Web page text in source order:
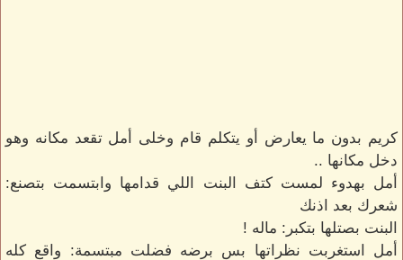
كريم بدون ما يعارض أو يتكلم قام وخلى أمل تقعد مكانه وهو
دخل مكانها ..
أمل بهدوء لمست كتف البنت اللي قدامها وابتسمت بتصنع:
شعرك بعد اذنك
البنت بصتلها بتكبر: ماله !
أمل استغربت نظراتها بس برضه فضلت مبتسمة: واقع كله